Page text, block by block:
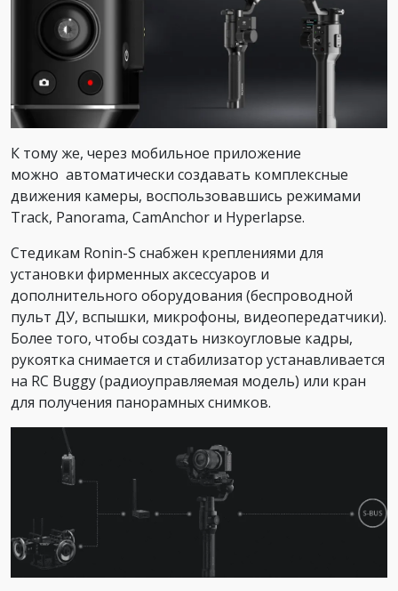
К тому же, через мобильное приложение
можно автоматически создавать комплексные
движения камеры, воспользовавшись режимами
Track, Panorama, CamAnchor и Hyperlapse.
Стедикам Ronin-S снабжен креплениями для
установки фирменных аксессуаров и
дополнительного оборудования (беспроводной
пульт ДУ, вспышки, микрофоны, видеопередатчики).
Более того, чтобы создать низкоугловые кадры,
рукоятка снимается и стабилизатор устанавливается
на RC Buggy (радиоуправляемая модель) или кран
для получения панорамных снимков.